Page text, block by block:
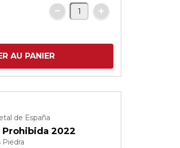
AU PANIER
de España
Prohibida 2022
Piedra